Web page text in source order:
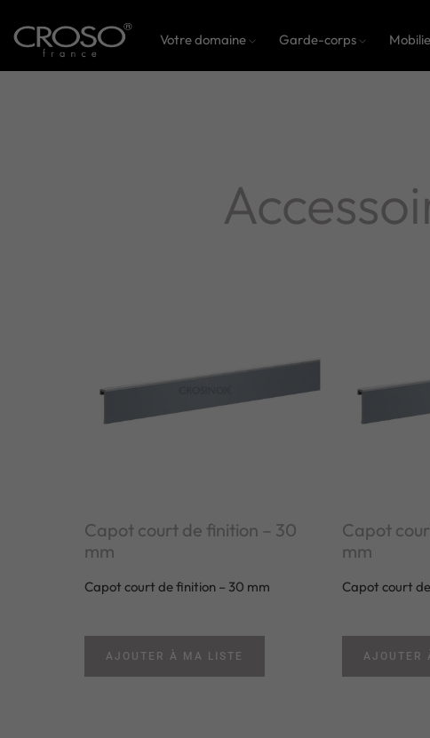
Votre domaine Garde-corps
Capot court de finition – 30
mm
Capot court de finition – 30 mm
AJOUTER À MA LISTE
Capot
mm
Capot court
AJOUTER